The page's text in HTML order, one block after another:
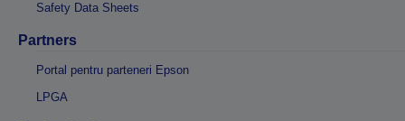
Safety Data Sheets
Partners
Portal pentru parteneri Epson
LPGA